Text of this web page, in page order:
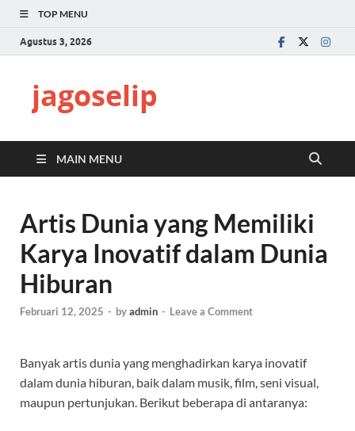
TOP MENU
Agustus 3, 2026
jagoselip
MAIN MENU
Artis Dunia yang Memiliki
Karya Inovatif dalam Dunia
Hiburan
Februari 12, 2025 - byadmin - Leave a Comment
Banyak artis dunia yang menghadirkan karya inovatif
dalam dunia hiburan, baik dalam musik, film, seni visual,
maupun pertunjukan. Berikut beberapa di antaranya: